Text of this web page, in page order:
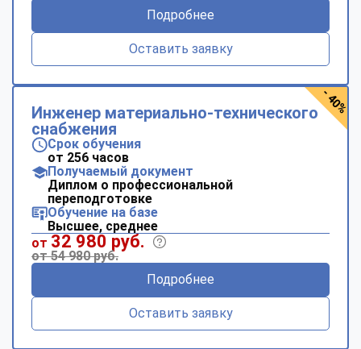
Подробнее
Оставить заявку
Инженер материально-технического
снабжения
Срок обучения
от 256 часов
Получаемый документ
Диплом о профессиональной
переподготовке
Обучение на базе
Высшее, среднее
от 32 980 руб.
от 54 980 руб.
Подробнее
Оставить заявку
- 40%